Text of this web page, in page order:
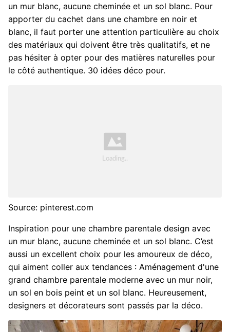
un mur blanc, aucune cheminée et un sol blanc. Pour
apporter du cachet dans une chambre en noir et
blanc, il faut porter une attention particulière au choix
des matériaux qui doivent être très qualitatifs, et ne
pas hésiter à opter pour des matières naturelles pour
le côté authentique. 30 idées déco pour.
Source: pinterest.com
Inspiration pour une chambre parentale design avec
un mur blanc, aucune cheminée et un sol blanc. C’est
aussi un excellent choix pour les amoureux de déco,
qui aiment coller aux tendances : Aménagement d'une
grand chambre parentale moderne avec un mur noir,
un sol en bois peint et un sol blanc. Heureusement,
designers et décorateurs sont passés par la déco.